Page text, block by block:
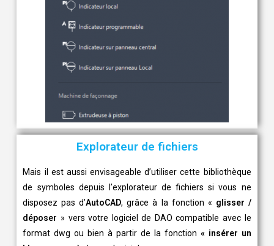
Explorateur de fichiers
Mais il est aussi envisageable d’utiliser cette bibliothèque
de symboles depuis l’explorateur de fichiers si vous ne
disposez pas d’AutoCAD, grâce à la fonction « glisser /
déposer » vers votre logiciel de DAO compatible avec le
format dwg ou bien à partir de la fonction « insérer un